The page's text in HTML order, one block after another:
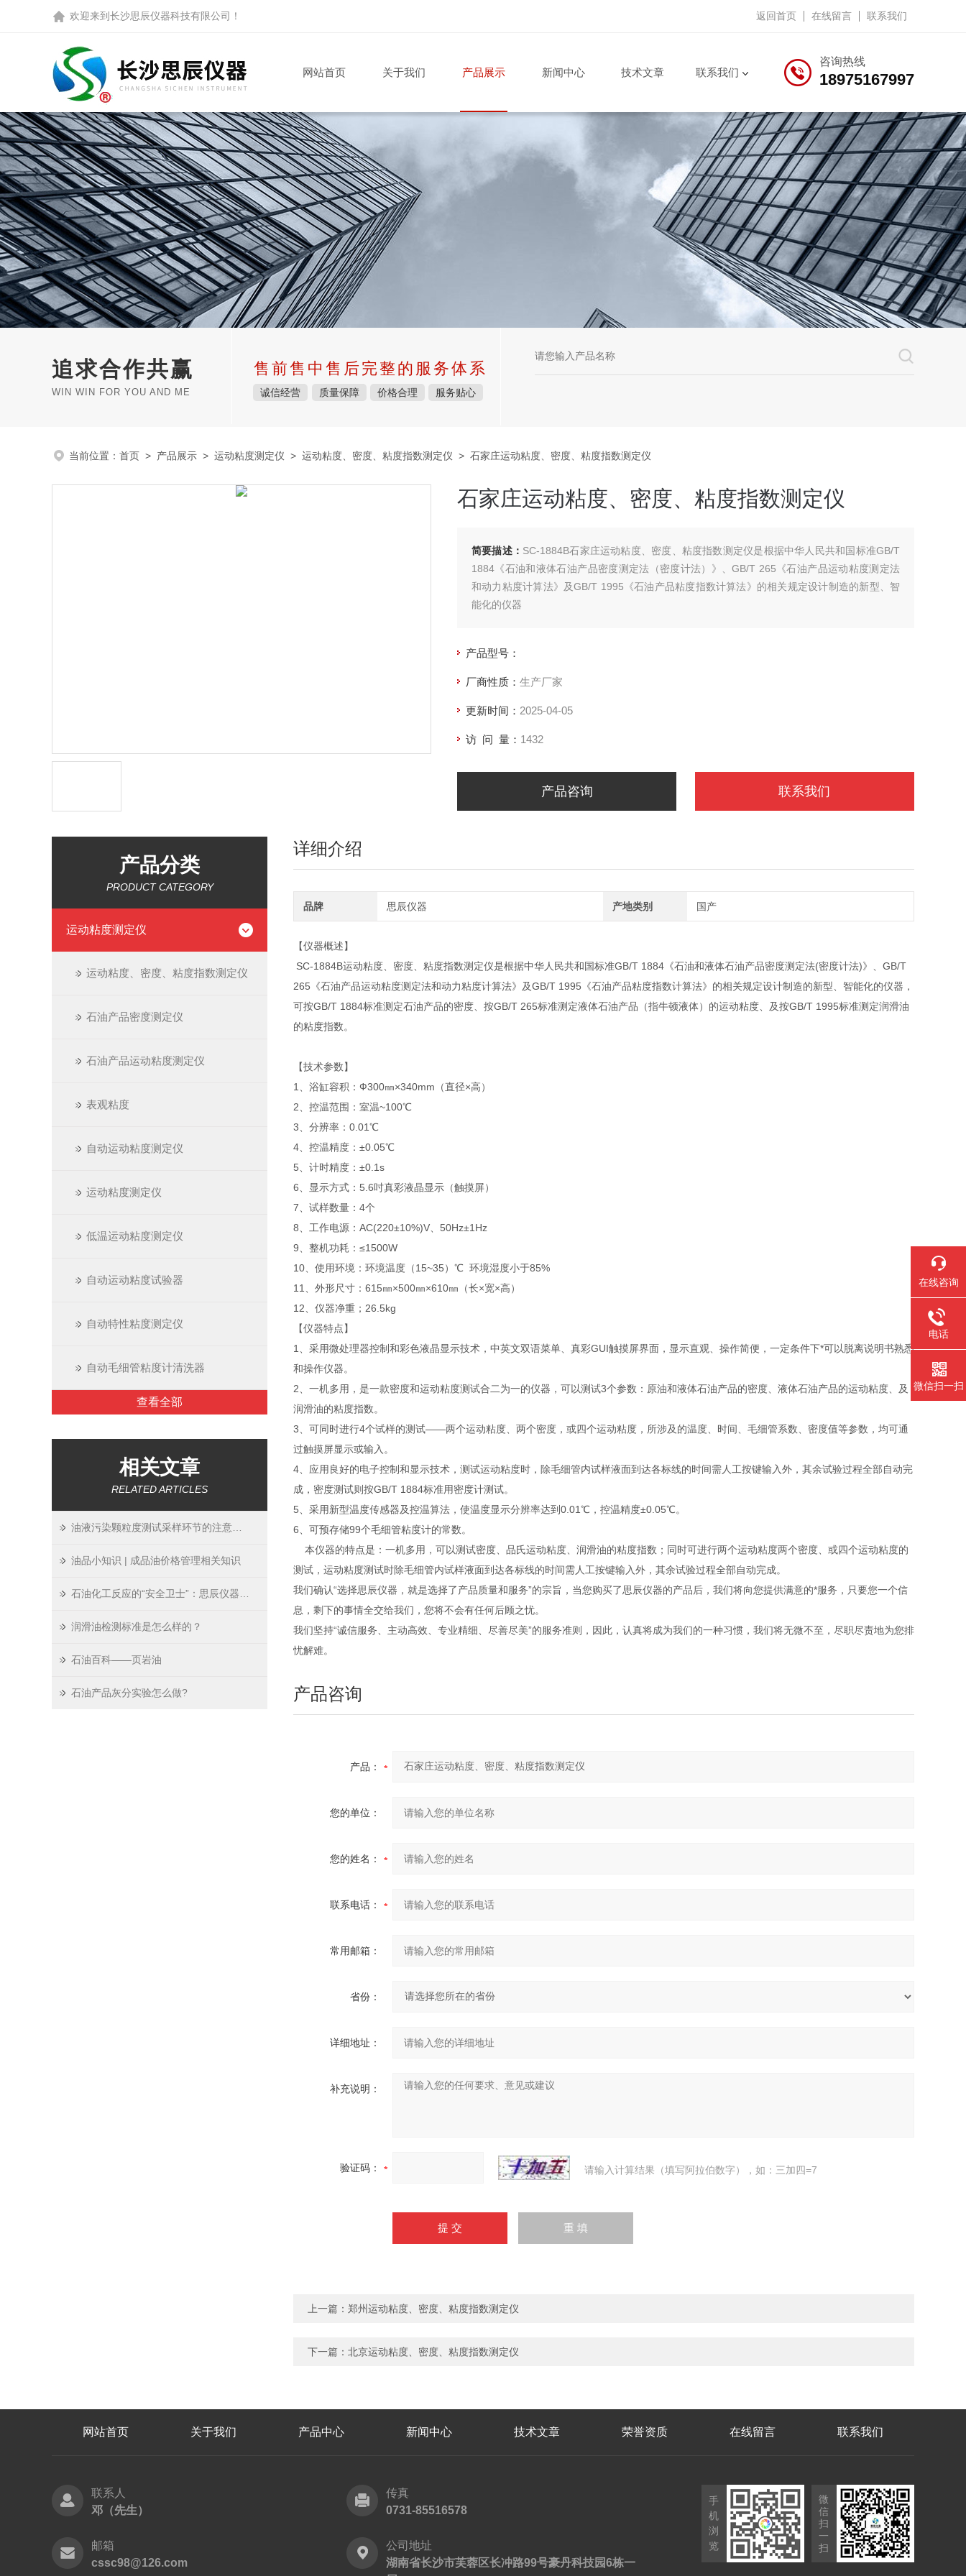
欢迎来到 长沙思辰仪器科技有限公司 ！ 返回首页 在线留言 联系我们
咨询热线
18975167997
网站首页 关于我们 产品展示 新闻中心 技术文章 联系我们
追求合作共赢
WIN WIN FOR YOU AND ME
售前售中售后完整的服务体系
诚信经营 质量保障 价格合理 服务贴心
当前位置： 首页 > 产品展示 > 运动粘度测定仪 > 运动粘度、密度、粘度指数测定仪 > 石家庄运动粘度、密度、粘度指数测定仪
石家庄运动粘度、密度、粘度指数测定仪
简要描述： SC-1884B石家庄运动粘度、密度、粘度指数测定仪是根据中华人民共和国标准GB/T
1884《石油和液体石油产品密度测定法（密度计法）》、GB/T 265《石油产品运动粘度测定法
和动力粘度计算法》及GB/T 1995《石油产品粘度指数计算法》的相关规定设计制造的新型、智
能化的仪器
产品型号：
厂商性质： 生产厂家
更新时间： 2025-04-05
访 问 量： 1432
产品咨询 联系我们
产品分类
PRODUCT CATEGORY
运动粘度测定仪
运动粘度、密度、粘度指数测定仪
石油产品密度测定仪
石油产品运动粘度测定仪
表观粘度
自动运动粘度测定仪
运动粘度测定仪
低温运动粘度测定仪
自动运动粘度试验器
自动特性粘度测定仪
自动毛细管粘度计清洗器
查看全部
相关文章
RELATED ARTICLES
油品小知识 | 成品油价格管理相关知识
润滑油检测标准是怎么样的？
石油百科——页岩油
石油产品灰分实验怎么做?
详细介绍
品牌 思辰仪器 产地类别 国产
【仪器概述】
SC-1884B运动粘度、密度、粘度指数测定仪是根据中华人民共和国标准GB/T 1884《石油和液体石油产品密度测定法(密度计法)》、GB/T
265《石油产品运动粘度测定法和动力粘度计算法》及GB/T 1995《石油产品粘度指数计算法》的相关规定设计制造的新型、智能化的仪器，
可按GB/T 1884标准测定石油产品的密度、按GB/T 265标准测定液体石油产品（指牛顿液体）的运动粘度、及按GB/T 1995标准测定润滑油
的粘度指数。
【技术参数】
1、浴缸容积：Ф300㎜×340mm（直径×高）
2、控温范围：室温~100℃
3、分辨率：0.01℃
4、控温精度：±0.05℃
5、计时精度：±0.1s
6、显示方式：5.6吋真彩液晶显示（触摸屏）
7、试样数量：4个
8、工作电源：AC(220±10%)V、50Hz±1Hz
9、整机功耗：≤1500W
10、使用环境：环境温度（15~35）℃ 环境湿度小于85%
11、外形尺寸：615㎜×500㎜×610㎜（长×宽×高）
12、仪器净重；26.5kg
【仪器特点】
1、采用微处理器控制和彩色液晶显示技术，中英文双语菜单、真彩GUI触摸屏界面，显示直观、操作简便，一定条件下*可以脱离说明书熟悉
和操作仪器。
2、一机多用，是一款密度和运动粘度测试合二为一的仪器，可以测试3个参数：原油和液体石油产品的密度、液体石油产品的运动粘度、及
润滑油的粘度指数。
3、可同时进行4个试样的测试——两个运动粘度、两个密度，或四个运动粘度，所涉及的温度、时间、毛细管系数、密度值等参数，均可通
过触摸屏显示或输入。
4、应用良好的电子控制和显示技术，测试运动粘度时，除毛细管内试样液面到达各标线的时间需人工按键输入外，其余试验过程全部自动完
成，密度测试则按GB/T 1884标准用密度计测试。
5、采用新型温度传感器及控温算法，使温度显示分辨率达到0.01℃，控温精度±0.05℃。
6、可预存储99个毛细管粘度计的常数。
本仪器的特点是：一机多用，可以测试密度、品氏运动粘度、润滑油的粘度指数；同时可进行两个运动粘度两个密度、或四个运动粘度的
测试，运动粘度测试时除毛细管内试样液面到达各标线的时间需人工按键输入外，其余试验过程全部自动完成。
我们确认“选择思辰仪器，就是选择了产品质量和服务”的宗旨，当您购买了思辰仪器的产品后，我们将向您提供满意的*服务，只要您一个信
息，剩下的事情全交给我们，您将不会有任何后顾之忧。
我们坚持“诚信服务、主动高效、专业精细、尽善尽美”的服务准则，因此，认真将成为我们的一种习惯，我们将无微不至，尽职尽责地为您排
忧解难。
产品咨询
产品：
您的单位：
您的姓名：
联系电话：
常用邮箱：
省份：
详细地址：
补充说明：
验证码： 请输入计算结果（填写阿拉伯数字），如：三加四=7
上一篇： 郑州运动粘度、密度、粘度指数测定仪
下一篇： 北京运动粘度、密度、粘度指数测定仪
网站首页 关于我们 产品中心 新闻中心 技术文章 荣誉资质 在线留言 联系我们
联系人
邓（先生）
传真
0731-85516578
邮箱
cssc98@126.com
公司地址
湖南省长沙市芙蓉区长冲路99号豪丹科技园6栋一
手
机
浏
览
微
信
扫
一
扫
在线咨询
电话
微信扫一扫